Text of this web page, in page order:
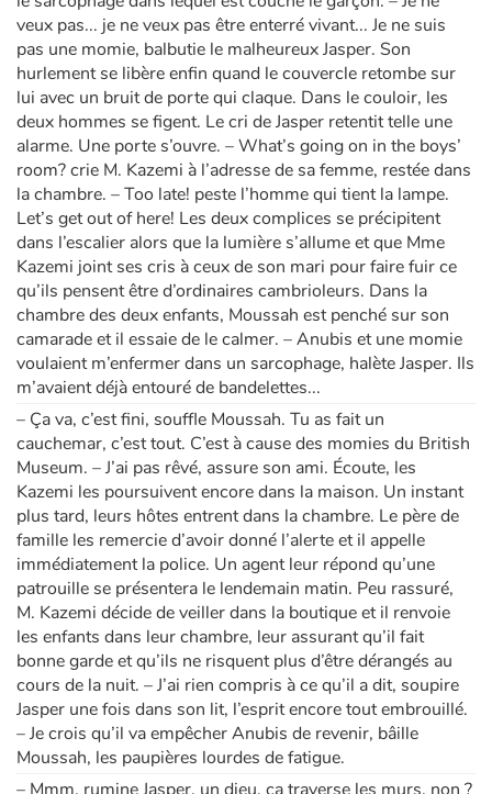
veux pas... je ne veux pas être enterré vivant... Je ne suis
pas une momie, balbutie le malheureux Jasper. Son
hurlement se libère enfin quand le couvercle retombe sur
lui avec un bruit de porte qui claque. Dans le couloir, les
deux hommes se figent. Le cri de Jasper retentit telle une
alarme. Une porte s’ouvre. – What’s going on in the boys’
room? crie M. Kazemi à l’adresse de sa femme, restée dans
la chambre. – Too late! peste l’homme qui tient la lampe.
Let’s get out of here! Les deux complices se précipitent
dans l’escalier alors que la lumière s’allume et que Mme
Kazemi joint ses cris à ceux de son mari pour faire fuir ce
qu’ils pensent être d’ordinaires cambrioleurs. Dans la
chambre des deux enfants, Moussah est penché sur son
camarade et il essaie de le calmer. – Anubis et une momie
voulaient m’enfermer dans un sarcophage, halète Jasper. Ils
m’avaient déjà entouré de bandelettes...
– Ça va, c’est fini, souffle Moussah. Tu as fait un
cauchemar, c’est tout. C’est à cause des momies du British
Museum. – J’ai pas rêvé, assure son ami. Écoute, les
Kazemi les poursuivent encore dans la maison. Un instant
plus tard, leurs hôtes entrent dans la chambre. Le père de
famille les remercie d’avoir donné l’alerte et il appelle
immédiatement la police. Un agent leur répond qu’une
patrouille se présentera le lendemain matin. Peu rassuré,
M. Kazemi décide de veiller dans la boutique et il renvoie
les enfants dans leur chambre, leur assurant qu’il fait
bonne garde et qu’ils ne risquent plus d’être dérangés au
cours de la nuit. – J’ai rien compris à ce qu’il a dit, soupire
Jasper une fois dans son lit, l’esprit encore tout embrouillé.
– Je crois qu’il va empêcher Anubis de revenir, bâille
Moussah, les paupières lourdes de fatigue.
– Mmm, rumine Jasper, un dieu, ça traverse les murs, non ?